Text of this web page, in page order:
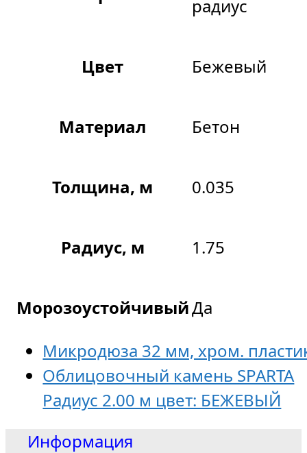
радиус
Цвет Бежевый
Материал Бетон
Толщина, м 0.035
Радиус, м 1.75
МорозоустойчивыйДа
Микродюза 32 мм, хром.
Облицовочный камень SPARTA
Радиус 2.00 м цвет: БЕЖЕВЫЙ
Информация